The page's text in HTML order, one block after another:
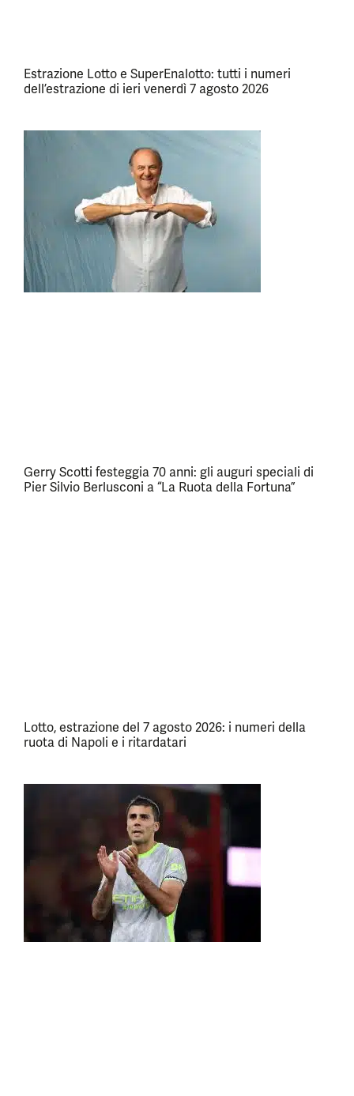
Estrazione Lotto e SuperEnalotto: tutti i numeri
dell’estrazione di ieri venerdì 7 agosto 2026
Gerry Scotti festeggia 70 anni: gli auguri speciali di
Pier Silvio Berlusconi a “La Ruota della Fortuna”
Lotto, estrazione del 7 agosto 2026: i numeri della
ruota di Napoli e i ritardatari